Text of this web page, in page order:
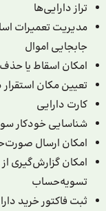
تراز دارایی‌‌ها
مدیریت تعمیرات
جابجایی اموال
امکان اسقاط یا حذف
تعیین مکان استقرار
کارت دارایی
شناسایی خودکار
امکان ارسال
امکان گزارش‌­گیری
تسویه‌حساب
ثبت فاکتور خرید